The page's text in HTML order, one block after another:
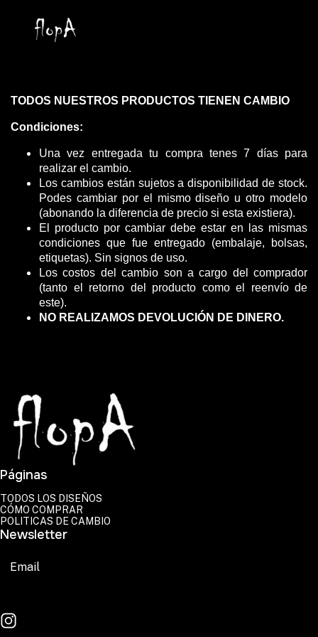
TODOS NUESTROS PRODUCTOS TIENEN CAMBIO
Condiciones:
Una vez entregada tu compra tenes 7 días para
realizar el cambio.
Los cambios están sujetos a disponibilidad de stock.
Podes cambiar por el mismo diseño u otro modelo
(abonando la diferencia de precio si esta existiera).
El producto por cambiar debe estar en las mismas
condiciones que fue entregado (embalaje, bolsas,
etiquetas). Sin signos de uso.
Los costos del cambio son a cargo del comprador
(tanto el retorno del producto como el reenvío de
este).
NO REALIZAMOS DEVOLUCIÓN DE DINERO.
Páginas
TODOS LOS DISEÑOS
CÓMO COMPRAR
POLITICAS DE CAMBIO
Newsletter